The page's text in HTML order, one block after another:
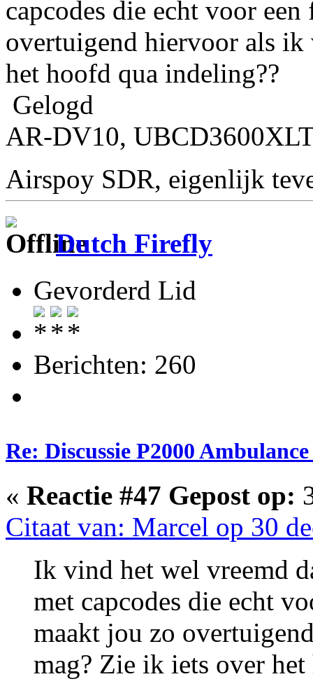
capcodes die echt voor
overtuigend hiervoor als
het hoofd qua indeling??
Gelogd
AR-DV10,
Airspoy SDR, eigenlijk
Dutch Firefly
Gevorderd Lid
Berichten: 260
Re: Discussie P2000
« Reactie #47 Gepost op:
Citaat van: Marcel op 30
Ik vind het wel vreemd
met capcodes die echt
maakt jou zo
mag? Zie ik iets over